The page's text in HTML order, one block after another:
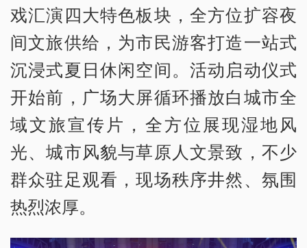
戏汇演四大特色板块，全方位扩容夜
间文旅供给，为市民游客打造一站式
沉浸式夏日休闲空间。活动启动仪式
开始前，广场大屏循环播放白城市全
域文旅宣传片，全方位展现湿地风
光、城市风貌与草原人文景致，不少
群众驻足观看，现场秩序井然、氛围
热烈浓厚。